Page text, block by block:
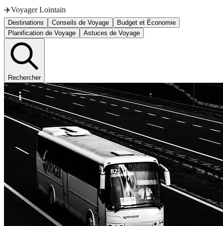
✈️Voyager Lointain
Destinations Conseils de Voyage
Budget et Économie
Planification de Voyage
Astuces de Voyage
Rechercher